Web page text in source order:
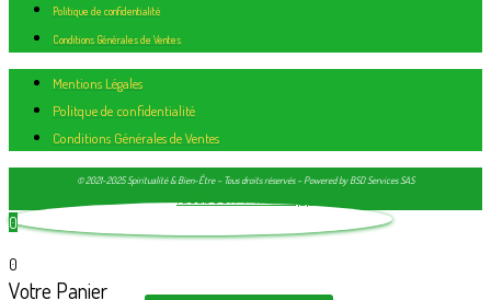
Politique de confidentialité
Conditions Générales de Ventes
Mentions Légales
Politque de confidentialité
Conditions Générales de Ventes
© 2021-2025 Spiritualité & Bien-Être – Tous droits réservés – Powered by BSD Services SAS
0
0
Votre Panier